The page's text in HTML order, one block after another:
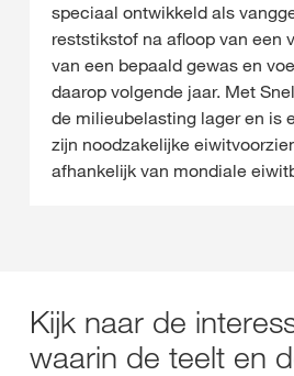
speciaal ontwikkeld als
reststikstof na afloop van een
van een bepaald gewas en
daarop volgende jaar. Met
de milieubelasting lager en is
zijn noodzakelijke
afhankelijk van mondiale
Kijk naar de
waarin de teelt en